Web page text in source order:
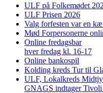
ULF på Folkemødet
ULF Prisen 2026
Valg forfesten var en
Mød Forpersonerne
Online fredagsbar
hver fredag kl. 16-17
Online bankospil
Kolding kreds Tur til
ULF, Lokalkreds
GNAGS indtager Tivoli